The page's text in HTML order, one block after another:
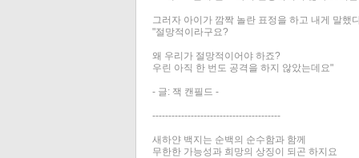
그러자 아이가 깜짝 놀란 표정을 하고 내게 말했
"절망적이라구요?
왜 우리가 절망적이어야 하죠?
우린 아직 한 번도 공격을 하지 않았는데요"
- 글: 잭 캔필드 -
----------------------------------------
새하얀 백지는 순백의 순수함과 함께
무한한 가능성과 희망의 상징이 되곤 하지요